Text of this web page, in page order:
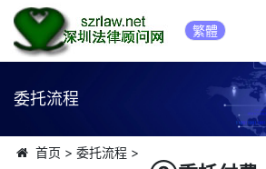
繁體
委托流程
首页 > 委托流程>